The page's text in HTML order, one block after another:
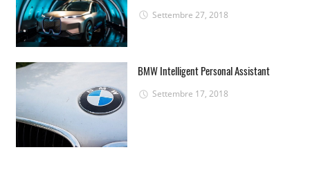
Settembre 27, 2018
BMW Intelligent Personal Assistant
Settembre 17, 2018